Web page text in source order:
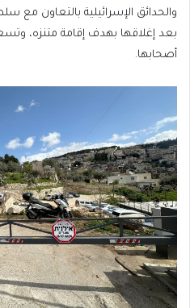
والحدائق الإسرائيلية بالتعاون مع
بعد إغلاقها بهدف إقامة متنزه،
أصحابها.